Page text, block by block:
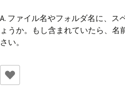
A. ファイル名やフォルダ名に、ス
ょうか。もし含まれていたら、名
さい。